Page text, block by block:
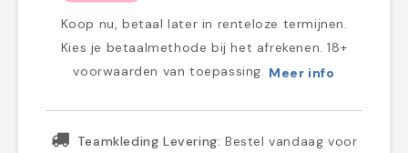
Koop nu, betaal later in renteloze termijnen.
Kies je betaalmethode bij het afrekenen. 18+
voorwaarden van toepassing. Meer info
Teamkleding Levering: Bestel vandaag voor